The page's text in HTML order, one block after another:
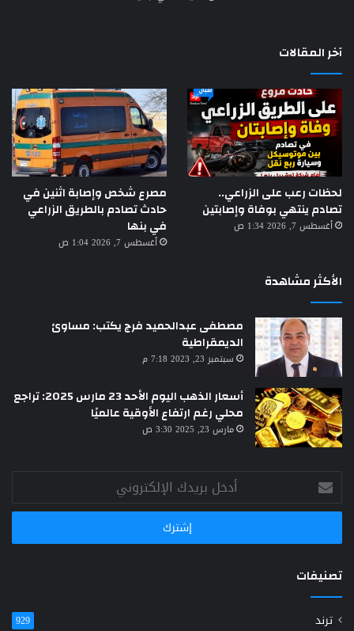
آخر المقالات
لحظات رعب على الزراعي..
تصادم ينتهي بوفاة وإصابتين
أغسطس 7, 2026 1:34 ص
مصرع شخص وإصابة اثنين في
حادث تصادم بالطريق الزراعي
في بنها
أغسطس 7, 2026 1:04 ص
الأكثر مشاهدة
مصطفى عبدالحميد فرج يكتب: مساوئ
الديمقراطية
سبتمبر 23, 2023 7:18 م
أسعار الذهب اليوم الأحد 23 مارس 2025: تراجع
محلي رغم ارتفاع الأوقية عالميًا
مارس 23, 2025 3:30 ص
أدخل
بريدك
الإلكتروني
تصنيفات
ترند 929